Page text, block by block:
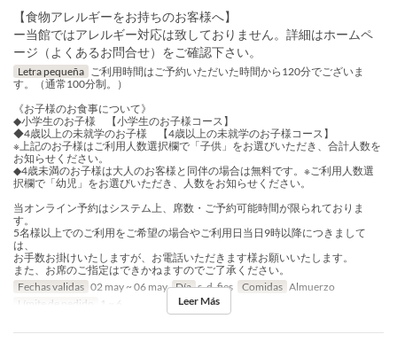
【食物アレルギーをお持ちのお客様へ】
ー当館ではアレルギー対応は致しておりません。詳細はホームペ
ージ（よくあるお問合せ）をご確認下さい。
Letra pequeña
ご利用時間はご予約いただいた時間から120分でございま
す。（通常100分制。）
《お子様のお食事について》
◆小学生のお子様 【小学生のお子様コース】
◆4歳以上の未就学のお子様 【4歳以上の未就学のお子様コース】
※上記のお子様はご利用人数選択欄で「子供」をお選びいただき、合計人数を
お知らせください。
◆4歳未満のお子様は大人のお客様と同伴の場合は無料です。※ご利用人数選
択欄で「幼児」をお選びいただき、人数をお知らせください。
当オンライン予約はシステム上、席数・ご予約可能時間が限られておりま
す。
5名様以上でのご利用をご希望の場合やご利用日当日9時以降につきまして
は、
お手数お掛けいたしますが、お電話いただきます様お願いいたします。
また、お席のご指定はできかねますのでご了承ください。
Fechas validas 02 may ~ 06 may Día s, d, fies Comidas Almuerzo
Límite de pedido
1 ~ 6 Leer Más